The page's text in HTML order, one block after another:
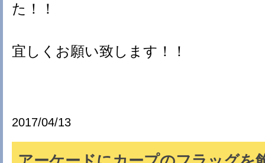
た！！
宜しくお願い致します！！
2017/04/13